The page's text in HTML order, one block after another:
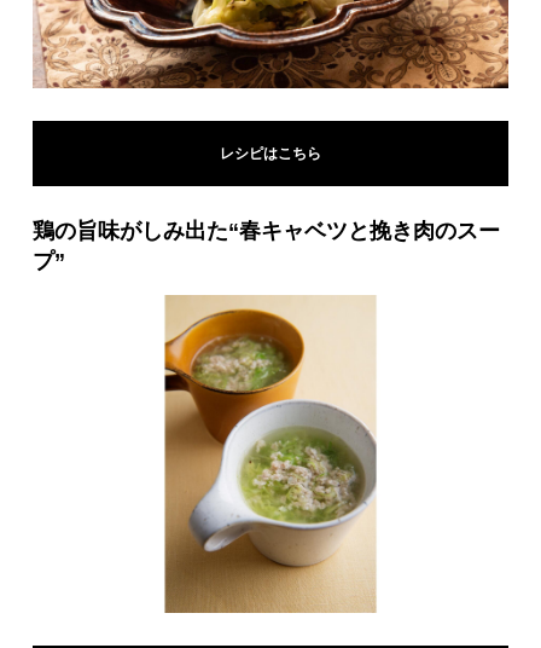
レシピはこちら
鶏の旨味がしみ出た“春キャベツと挽き肉のスー
プ”